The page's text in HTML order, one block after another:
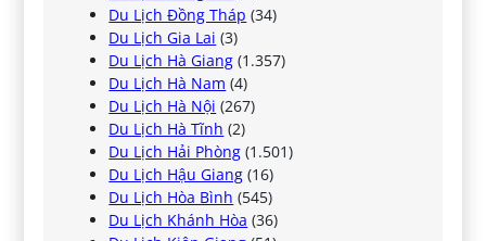
Du Lịch Đồng Tháp (34)
Du Lịch Gia Lai (3)
Du Lịch Hà Giang (1.357)
Du Lịch Hà Nam (4)
Du Lịch Hà Nội (267)
Du Lịch Hà Tĩnh (2)
Du Lịch Hải Phòng (1.501)
Du Lịch Hậu Giang (16)
Du Lịch Hòa Bình (545)
Du Lịch Khánh Hòa (36)